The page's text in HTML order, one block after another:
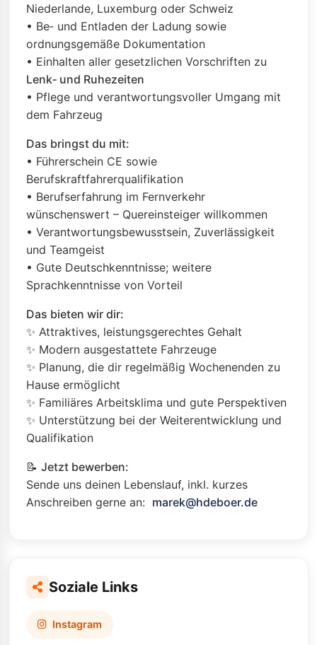
Niederlande, Luxemburg oder Schweiz
• Be‑ und Entladen der Ladung sowie
ordnungsgemäße Dokumentation
• Einhalten aller gesetzlichen Vorschriften zu
Lenk‑ und Ruhezeiten
• Pflege und verantwortungsvoller Umgang mit
dem Fahrzeug
Das bringst du mit:
• Führerschein CE sowie
Berufskraftfahrerqualifikation
• Berufserfahrung im Fernverkehr
wünschenswert – Quereinsteiger willkommen
• Verantwortungsbewusstsein, Zuverlässigkeit
und Teamgeist
• Gute Deutschkenntnisse; weitere
Sprachkenntnisse von Vorteil
Das bieten wir dir:
✨ Attraktives, leistungsgerechtes Gehalt
✨ Modern ausgestattete Fahrzeuge
✨ Planung, die dir regelmäßig Wochenenden zu
Hause ermöglicht
✨ Familiäres Arbeitsklima und gute Perspektiven
✨ Unterstützung bei der Weiterentwicklung und
Qualifikation
📝 Jetzt bewerben:
Sende uns deinen Lebenslauf, inkl. kurzes
Anschreiben gerne an: marek@hdeboer.de
Soziale Links
Instagram